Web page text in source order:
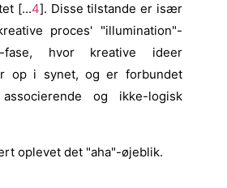
[...4]. Disse tilstande er især
proces' "illumination"-
fase, hvor kreative ideer
op i synet, og er forbundet
og ikke-logisk
oplevet det "aha"-øjeblik.